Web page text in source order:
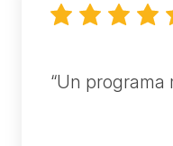
Un programa